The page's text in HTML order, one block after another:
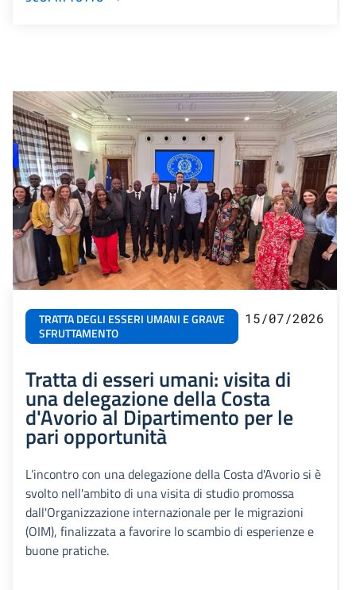
TRATTA DEGLI ESSERI UMANI E GRAVE
SFRUTTAMENTO
15/07/2026
Tratta di esseri umani: visita di
una delegazione della Costa
d'Avorio al Dipartimento per le
pari opportunità
L’incontro con una delegazione della Costa d'Avorio si è
svolto nell'ambito di una visita di studio promossa
dall'Organizzazione internazionale per le migrazioni
(OIM), finalizzata a favorire lo scambio di esperienze e
buone pratiche.